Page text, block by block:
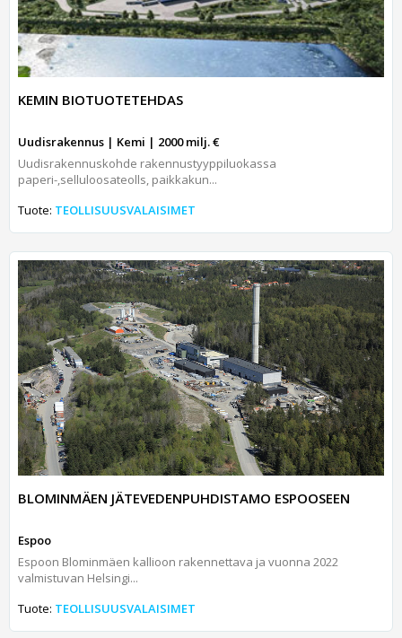
KEMIN BIOTUOTETEHDAS
Uudisrakennus | Kemi | 2000 milj. €
Uudisrakennuskohde rakennustyyppiluokassa
paperi-,selluloosateolls, paikkakun...
Tuote: TEOLLISUUSVALAISIMET
BLOMINMÄEN JÄTEVEDENPUHDISTAMO ESPOOSEEN
Espoo
Espoon Blominmäen kallioon rakennettava ja vuonna 2022
valmistuvan Helsingi...
Tuote: TEOLLISUUSVALAISIMET